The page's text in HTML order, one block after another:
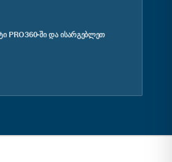
PRO360-ᲨᲘ ᲓᲐ ᲘᲡᲐᲠᲒᲔᲑᲚᲔᲗ